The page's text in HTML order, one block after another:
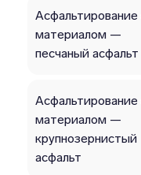
Асфальтирование
материалом —
песчаный асфальт
Асфальтирование
материалом —
крупнозернистый
асфальт